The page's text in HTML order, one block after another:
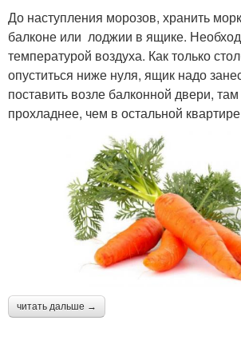
До наступления морозов, хранить
балконе или лоджии в ящике.
температурой воздуха. Как только
опуститься ниже нуля, ящик надо
поставить возле балконной двери, там
прохладнее, чем в остальной
читать дальше →